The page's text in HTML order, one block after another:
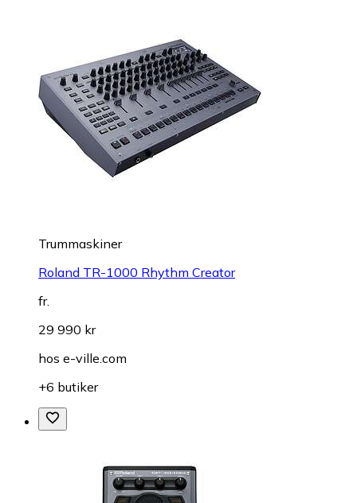
Trummaskiner
Roland TR-1000 Rhythm Creator
fr.
29 990 kr
hos e-ville.com
+6 butiker